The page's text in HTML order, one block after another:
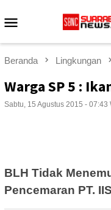
ke
Beranda Lingkungan
Warga SP 5 :
Sabtu, 15 Agustus 2015 - 07:43
BLH Tidak
Pencemaran PT. IIS